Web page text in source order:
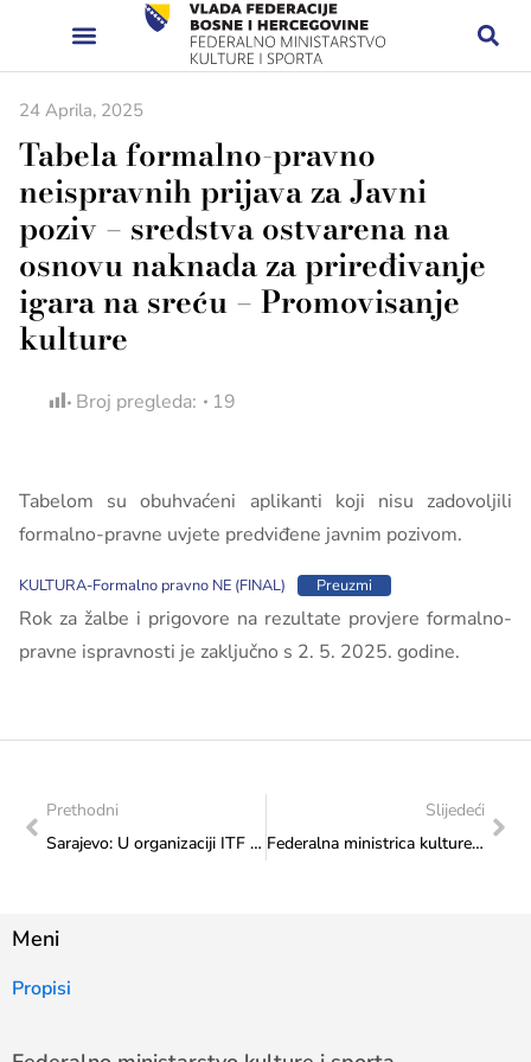
24 Aprila, 2025
Tabela formalno-pravno
neispravnih prijava za Javni
poziv – sredstva ostvarena na
osnovu naknada za priređivanje
igara na sreću – Promovisanje
kulture
Broj pregleda: 19
Tabelom su obuhvaćeni aplikanti koji nisu zadovoljili
formalno-pravne uvjete predviđene javnim pozivom.
KULTURA-Formalno pravno NE (FINAL) Preuzmi
Rok za žalbe i prigovore na rezultate provjere formalno-
pravne ispravnosti je zaključno s 2. 5. 2025. godine.
Prethodni
Sarajevo: U organizaciji ITF Taekwondo saveza Federacije Bosne i Hercegovine danas je otvoreno Evropsko ITF Taekwondo prvenstvo za juniore i seniore
Slijedeći
Federalna ministrica kulture i sporta Sanja Vlaisavljević otvorila međunarodnu kulturnu manifestaciju Mostarsko proljeće 2025.
Meni
Propisi